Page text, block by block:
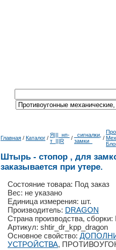
Главная / Каталог / Я|||_нп-
т_|||R
/ _сигналки,
замки_
/
Штырь - стопор , для
заказывается при утере.
Состояние товара: Под заказ
Вес: не указано
Единица измерения: шт.
Производитель: DRAGON
Страна производства, сборки:
Артикул: shtir_dr_kpp_dragon
Основное свойство:
УСТРОЙСТВА,